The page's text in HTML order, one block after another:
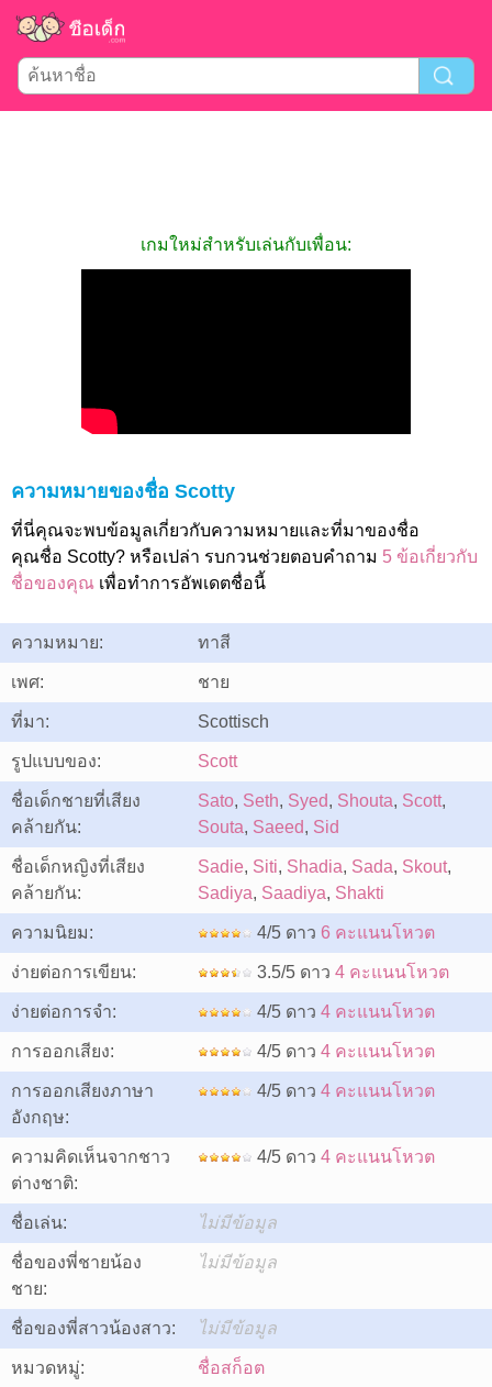
เกมใหม่สำหรับเล่นกับเพื่อน:
ความหมายของชื่อ Scotty
ที่นี่คุณจะพบข้อมูลเกี่ยวกับความหมายและที่มาของชื่อ
คุณชื่อ Scotty? หรือเปล่า รบกวนช่วยตอบคำถาม 5 ข้อเกี่ยวกับ
ชื่อของคุณ เพื่อทำการอัพเดตชื่อนี้
ความหมาย: ทาสี
เพศ: ชาย
ที่มา: Scottisch
รูปแบบของ: Scott
ชื่อเด็กชายที่เสียง
คล้ายกัน:
Sato, Seth, Syed, Shouta, Scott,
Souta, Saeed, Sid
ชื่อเด็กหญิงที่เสียง
คล้ายกัน:
Sadie, Siti, Shadia, Sada, Skout,
Sadiya, Saadiya, Shakti
ความนิยม: 4/5 ดาว 6 คะแนนโหวต
ง่ายต่อการเขียน: 3.5/5 ดาว 4 คะแนนโหวต
ง่ายต่อการจำ: 4/5 ดาว 4 คะแนนโหวต
การออกเสียง: 4/5 ดาว 4 คะแนนโหวต
การออกเสียงภาษา
อังกฤษ:
4/5 ดาว 4 คะแนนโหวต
ความคิดเห็นจากชาว
ต่างชาติ:
4/5 ดาว 4 คะแนนโหวต
ชื่อเล่น: ไม่มีข้อมูล
ชื่อของพี่ชายน้อง
ชาย:
ไม่มีข้อมูล
ชื่อของพี่สาวน้องสาว: ไม่มีข้อมูล
หมวดหมู่: ชื่อสก็อต